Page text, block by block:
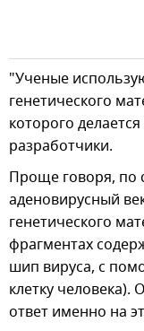
"Ученые
генетического
которого
разработчики.
Проще говоря, по
аденовирусный
генетического
фрагментах
шип вируса, с
клетку
ответ именно на